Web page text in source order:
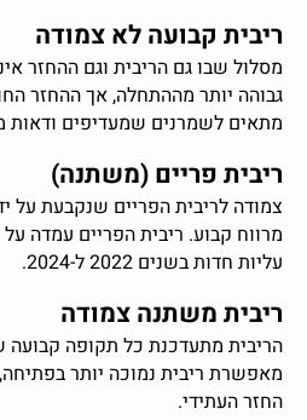
ריבית קבועה לא צמודה
מסלול שבו גם הריבית וגם ההחזר
גבוהה יותר מההתחלה, אך ההחזר
מתאים לשמרנים שמעדיפים ודאות
ריבית פריים (משתנה)
צמודה לריבית הפריים שנקבעת על
עליות חדות בשנים 2022 ל-2024.
ריבית משתנה צמודה
מאפשרת ריבית נמוכה יותר
החזר העתידי.